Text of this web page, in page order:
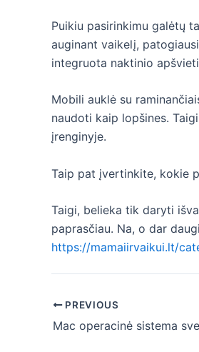
Puikiu pasirinkimu galėtų
auginant vaikelį,
integruota naktinio
Mobili auklė su
naudoti kaip lopšines.
įrenginyje.
Taip pat įvertinkite, kokie
Taigi, belieka tik daryti
paprasčiau. Na, o dar
https://mamaiirvaikui.lt/
Post
navigation
PREVIOUS